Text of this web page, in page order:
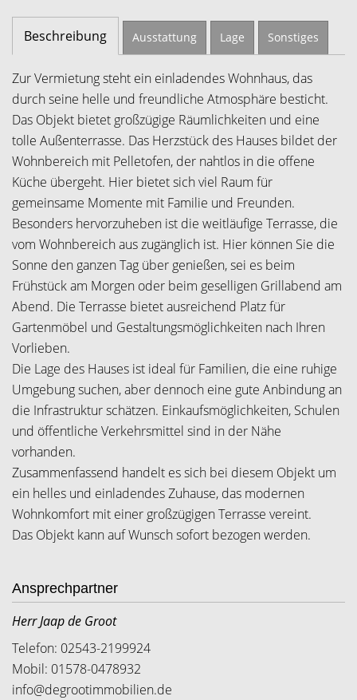
Beschreibung Ausstattung Lage Sonstiges
Zur Vermietung steht ein einladendes Wohnhaus, das
durch seine helle und freundliche Atmosphäre besticht.
Das Objekt bietet großzügige Räumlichkeiten und eine
tolle Außenterrasse. Das Herzstück des Hauses bildet der
Wohnbereich mit Pelletofen, der nahtlos in die offene
Küche übergeht. Hier bietet sich viel Raum für
gemeinsame Momente mit Familie und Freunden.
Besonders hervorzuheben ist die weitläufige Terrasse, die
vom Wohnbereich aus zugänglich ist. Hier können Sie die
Sonne den ganzen Tag über genießen, sei es beim
Frühstück am Morgen oder beim geselligen Grillabend am
Abend. Die Terrasse bietet ausreichend Platz für
Gartenmöbel und Gestaltungsmöglichkeiten nach Ihren
Vorlieben.
Die Lage des Hauses ist ideal für Familien, die eine ruhige
Umgebung suchen, aber dennoch eine gute Anbindung an
die Infrastruktur schätzen. Einkaufsmöglichkeiten, Schulen
und öffentliche Verkehrsmittel sind in der Nähe
vorhanden.
Zusammenfassend handelt es sich bei diesem Objekt um
ein helles und einladendes Zuhause, das modernen
Wohnkomfort mit einer großzügigen Terrasse vereint.
Das Objekt kann auf Wunsch sofort bezogen werden.
Ansprechpartner
Herr Jaap de Groot
Telefon: 02543-2199924
Mobil: 01578-0478932
info@degrootimmobilien.de